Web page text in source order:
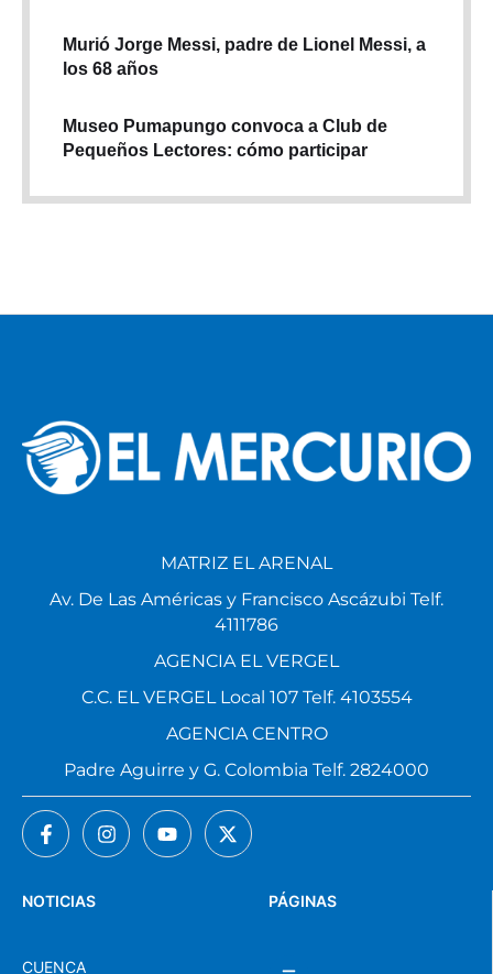
Murió Jorge Messi, padre de Lionel Messi, a
los 68 años
Museo Pumapungo convoca a Club de
Pequeños Lectores: cómo participar
PÁGINAS
NOTICIAS
CUENCA
MATRIZ EL ARENAL
Av. De Las Américas y Francisco Ascázubi Telf.
4111786
AGENCIA EL VERGEL
C.C. EL VERGEL Local 107 Telf. 4103554
AGENCIA CENTRO
Padre Aguirre y G. Colombia Telf. 2824000